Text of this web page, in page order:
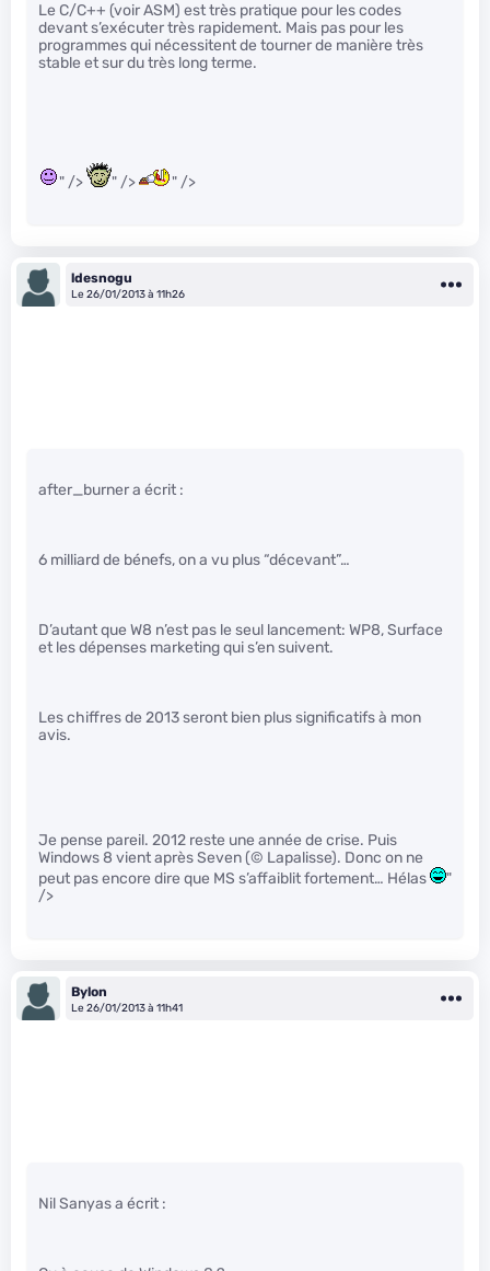
Le C/C++ (voir ASM) est très pratique pour les codes
devant s’exécuter très rapidement. Mais pas pour les
programmes qui nécessitent de tourner de manière très
stable et sur du très long terme.
" /> " /> " />
ldesnogu
Le 26/01/2013 à 11h26
after_burner a écrit :
6 milliard de bénefs, on a vu plus “décevant”…
D’autant que W8 n’est pas le seul lancement: WP8, Surface
et les dépenses marketing qui s’en suivent.
Les chiffres de 2013 seront bien plus significatifs à mon
avis.
Je pense pareil. 2012 reste une année de crise. Puis
Windows 8 vient après Seven (© Lapalisse). Donc on ne
peut pas encore dire que MS s’affaiblit fortement… Hélas
"
/>
Bylon
Le 26/01/2013 à 11h41
Nil Sanyas a écrit :